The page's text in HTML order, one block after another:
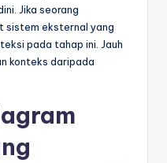
Jika seorang
sistem eksternal yang
pada tahap ini. Jauh
konteks daripada